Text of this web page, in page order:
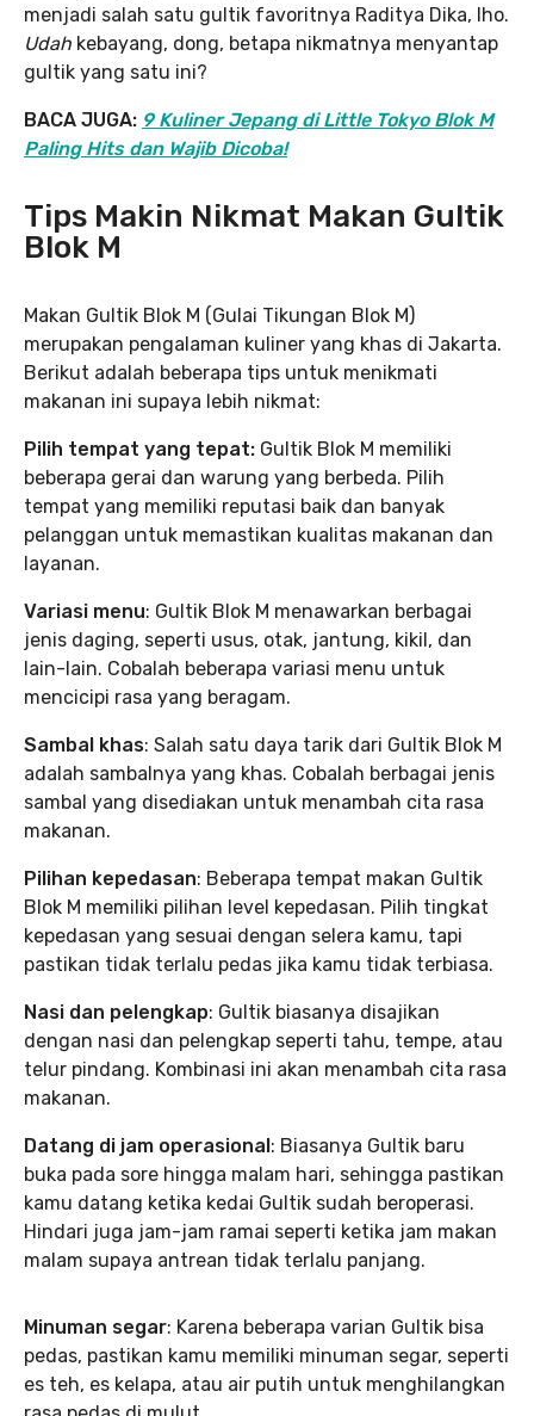
menjadi salah satu gultik favoritnya Raditya Dika, lho.
Udah kebayang, dong, betapa nikmatnya menyantap
gultik yang satu ini?
BACA JUGA: 9 Kuliner Jepang di Little Tokyo Blok M
Paling Hits dan Wajib Dicoba!
Tips Makin Nikmat Makan Gultik
Blok M
Makan Gultik Blok M (Gulai Tikungan Blok M)
merupakan pengalaman kuliner yang khas di Jakarta.
Berikut adalah beberapa tips untuk menikmati
makanan ini supaya lebih nikmat:
Pilih tempat yang tepat: Gultik Blok M memiliki
beberapa gerai dan warung yang berbeda. Pilih
tempat yang memiliki reputasi baik dan banyak
pelanggan untuk memastikan kualitas makanan dan
layanan.
Variasi menu: Gultik Blok M menawarkan berbagai
jenis daging, seperti usus, otak, jantung, kikil, dan
lain-lain. Cobalah beberapa variasi menu untuk
mencicipi rasa yang beragam.
Sambal khas: Salah satu daya tarik dari Gultik Blok M
adalah sambalnya yang khas. Cobalah berbagai jenis
sambal yang disediakan untuk menambah cita rasa
makanan.
Pilihan kepedasan: Beberapa tempat makan Gultik
Blok M memiliki pilihan level kepedasan. Pilih tingkat
kepedasan yang sesuai dengan selera kamu, tapi
pastikan tidak terlalu pedas jika kamu tidak terbiasa.
Nasi dan pelengkap: Gultik biasanya disajikan
dengan nasi dan pelengkap seperti tahu, tempe, atau
telur pindang. Kombinasi ini akan menambah cita rasa
makanan.
Datang di jam operasional : Biasanya Gultik baru
buka pada sore hingga malam hari, sehingga pastikan
kamu datang ketika kedai Gultik sudah beroperasi.
Hindari juga jam-jam ramai seperti ketika jam makan
malam supaya antrean tidak terlalu panjang.
Minuman segar: Karena beberapa varian Gultik bisa
pedas, pastikan kamu memiliki minuman segar, seperti
es teh, es kelapa, atau air putih untuk menghilangkan